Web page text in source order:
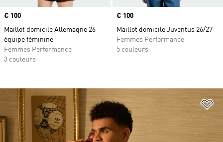
Prix
€ 100
Maillot domicile Allemagne 26
équipe féminine
Femmes Performance
3 couleurs
Prix
€ 100
Maillot domicile Juventus 26/27
Femmes Performance
5 couleurs